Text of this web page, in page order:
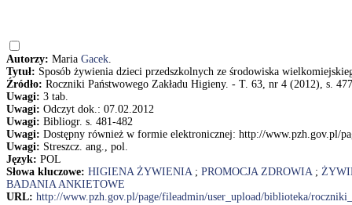
Autorzy: Maria Gacek.
Tytuł: Sposób żywienia dzieci przedszkolnych ze środowiska
Źródło: Roczniki Państwowego Zakładu Higieny. - T. 63, nr 4 (2012), s.
Uwagi: 3 tab.
Uwagi: Odczyt dok.: 07.02.2012
Uwagi: Bibliogr. s. 481-482
Uwagi: Dostępny również w formie elektronicznej: http://www.pzh.gov.pl/
Uwagi: Streszcz. ang., pol.
Język: POL
Słowa kluczowe: HIGIENA ŻYWIENIA; PROMOCJA ZDROWIA;
BADANIA ANKIETOWE
URL: http://www.pzh.gov.pl/page/fileadmin/user_upload/biblioteka/